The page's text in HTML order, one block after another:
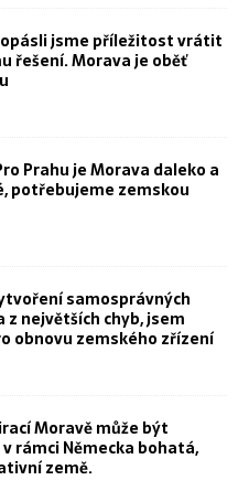
jsme příležitost vrátit
řešení. Morava je oběť
Prahu je Morava daleko a
potřebujeme zemskou
samosprávných
z největších chyb, jsem
obnovu zemského zřízení
Moravě může být
rámci Německa bohatá,
země.